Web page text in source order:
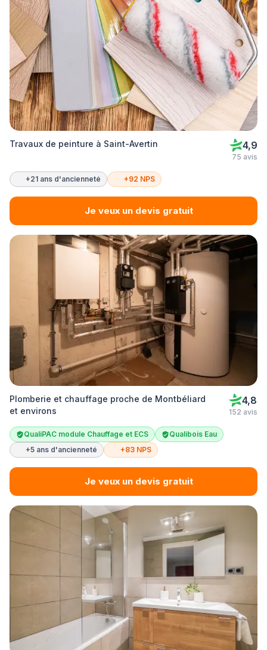
Travaux de peinture à Saint-Avertin 4,9
75 avis
+21 ans d'ancienneté +92 NPS
Je veux un devis gratuit
Plomberie et chauffage proche de Montbéliard
et environs
4,8
152 avis
QualiPAC module Chauffage et ECS
Qualibois Eau
+5 ans d'ancienneté
+83 NPS
Je veux un devis gratuit